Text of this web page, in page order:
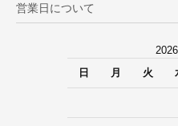
営業日について
日
月 火